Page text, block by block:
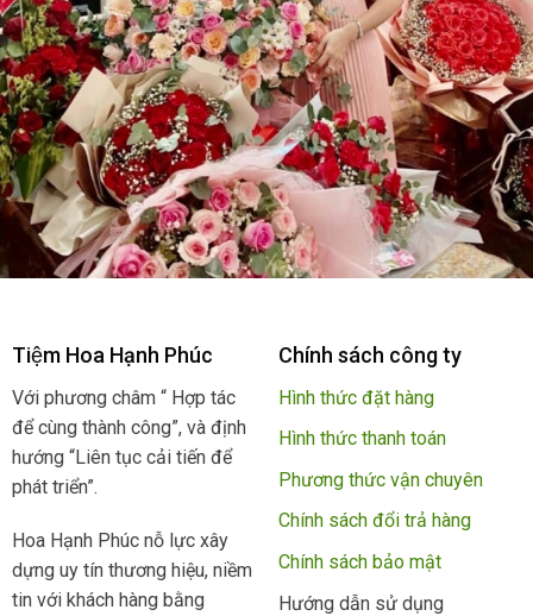
Tiệm Hoa Hạnh Phúc
Với phương châm “ Hợp tác
để cùng thành công”, và định
hướng “Liên tục cải tiến để
phát triển”.
Hoa Hạnh Phúc nỗ lực xây
dựng uy tín thương hiệu, niềm
tin với khách hàng bằng
Chính sách công ty
Hình thức đặt hàng
Hình thức thanh toán
Phương thức vận chuyên
Chính sách đổi trả hàng
Chính sách bảo mật
Hướng dẫn sử dụng